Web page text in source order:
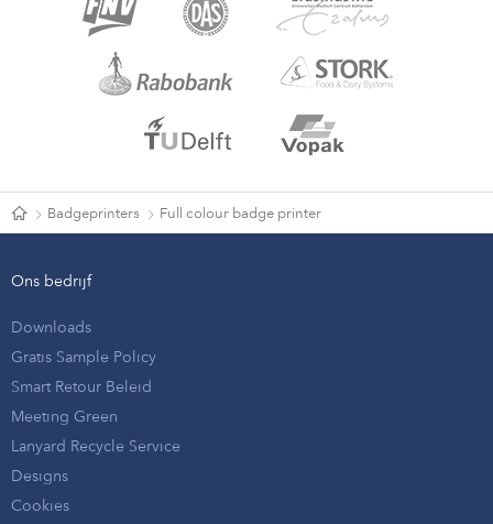
Badgeprinters Full colour badge printer
Ons bedrijf
Downloads
Gratis Sample Policy
Smart Retour Beleid
Meeting Green
Lanyard Recycle Service
Designs
Cookies